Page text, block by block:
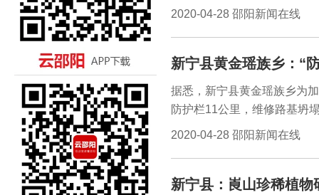
路进行了安全隐患排查行动。
2020-04-28 邵阳新闻在线
新宁县黄金瑶族乡：“
据悉，新宁县黄金瑶族乡为
防护栏11公里，维修路基坍
当地群众的一致好评。
2020-04-28 邵阳新闻在线
新宁县：崀山珍稀植